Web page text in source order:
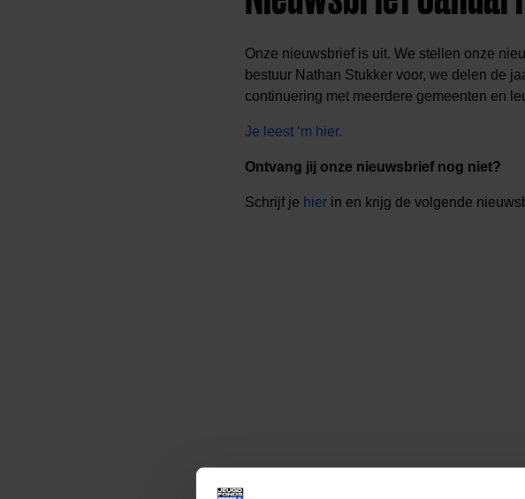
Onze nieuwsbrief is uit. We stellen onze
bestuur Nathan Stukker voor, we delen de
continuering met meerdere gemeenten en
Je leest ‘m hier.
Ontvang jij onze nieuwsbrief nog niet?
Schrijf je hier in en krijg de volgende